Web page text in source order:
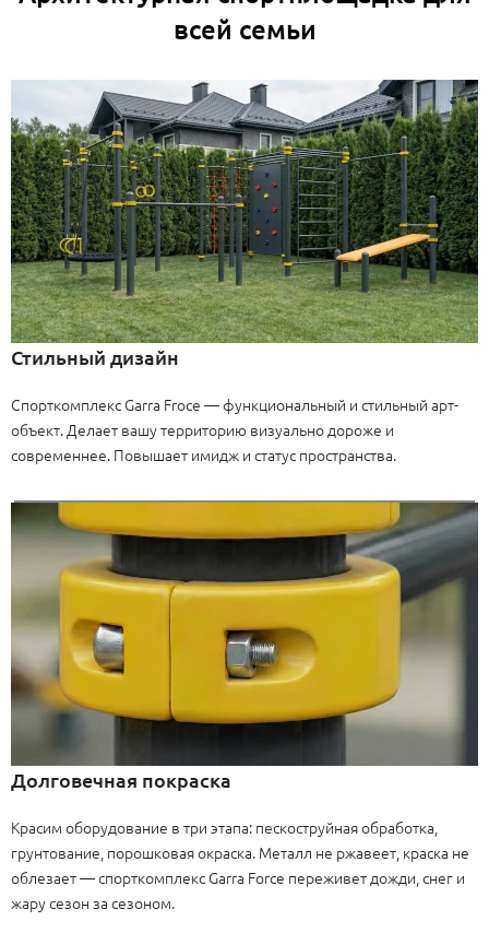
всей семьи
Стильный дизайн
Спорткомплекс Garra Froce — функциональный и стильный арт-
объект. Делает вашу территорию визуально дороже и
современнее. Повышает имидж и статус пространства.
Долговечная покраска
Красим оборудование в три этапа: пескоструйная обработка,
грунтование, порошковая окраска. Металл не ржавеет, краска не
облезает — спорткомплекс Garra Force переживет дожди, снег и
жару сезон за сезоном.